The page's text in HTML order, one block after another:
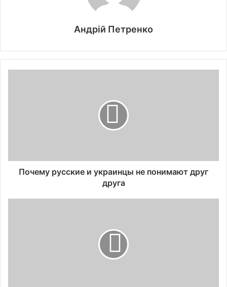
Андрій Петренко
Почему русские и украинцы не понимают друг
друга